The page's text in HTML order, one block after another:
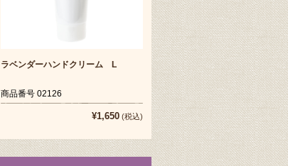
ラベンダーハンドクリーム L
商品番号 02126
¥1,650 (税込)